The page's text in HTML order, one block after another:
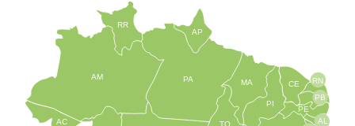
TO
PE
AL
RN
CE
PI
MA
AP
PA
RR
AM
AC
PB